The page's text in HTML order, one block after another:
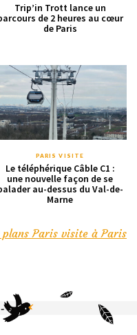
Trip’in Trott lance un
de 2 heures au cœur
de Paris
PARIS VISITE
Le téléphérique Câble C1 :
une nouvelle façon de se
au-dessus du Val-de-
Marne
plans Paris visite à Paris